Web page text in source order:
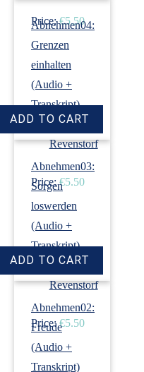
Price: €5.50
Abnehmen04:
Grenzen
einhalten
(Audio +
Transkript)
›Dirk
Revenstorf
Price: €5.50
Abnehmen03:
Sorgen
loswerden
(Audio +
Transkript)
›Dirk
Revenstorf
Price: €5.50
Abnehmen02:
Freude
(Audio +
Transkript)